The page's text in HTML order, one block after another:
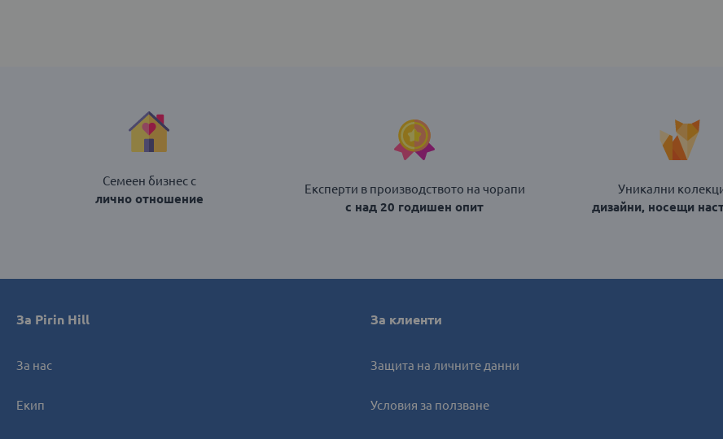
Семеен бизнес с
лично отношение
Експерти в производството на чорапи
с над 20 годишен опит
Уникални
дизайни, носещи
За Pirin Hill
За нас
Екип
За клиенти
Защита на личните данни
Условия за ползване